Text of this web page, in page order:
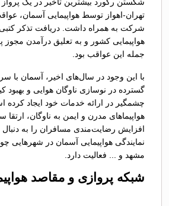
تهران-اهواز توسط هواپیمایی آسمان،
شرکت به همراه داشت. دریافت تذکر
هواپیمایی کشور و به تعلیق درآمدن مجوز
جمله این عواقب بود.
با این وجود در سال‌های اخیر، آسمان با
گسترده در نوسازی ناوگان هوایی و بهبود
چشمگیر در ارائه خدمات خود ایجاد
هواپیماهای مدرن و ایمن به ناوگان، ارتقا
افزایش رضایت‌مندی مسافران را به
نمایندگی هواپیمایی آسمان در شهرهایی
مشهد و ... فعالیت دارد.
شبکه پروازی و مقاصد